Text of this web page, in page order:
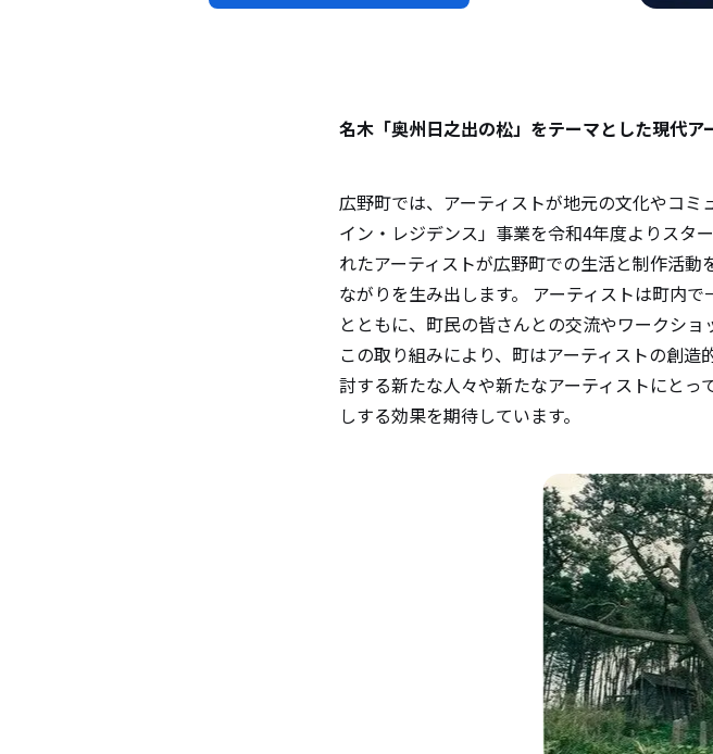
名木「奥州日之出の松」をテーマとした現代ア
広野町では、アーティストが地元の文化やコミ
イン・レジデンス」事業を令和4年度よりスタ
れたアーティストが広野町での生活と制作活
ながりを生み出します。 アーティストは町内
とともに、町民の皆さんとの交流やワークショ
この取り組みにより、町はアーティストの創
討する新たな人々や新たなアーティストにと
しする効果を期待しています。